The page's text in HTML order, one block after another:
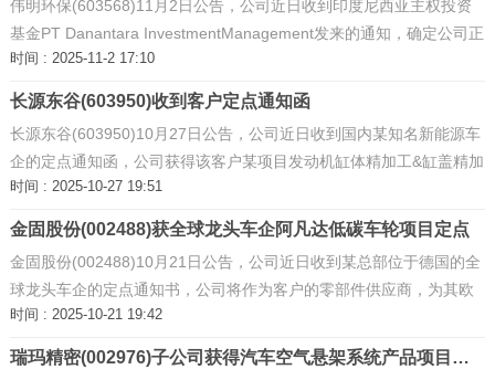
伟明环保(603568)11月2日公告，公司近日收到印度尼西亚主权投资
基金PT Danantara InvestmentManagement发来的通知，确定公司正
式入选印度尼西亚环境友好型废物转化能源项目选定供应商名单。后
续公司还需参加具体项目 ...
时间 : 2025-11-2 17:10
长源东谷(603950)收到客户定点通知函
长源东谷(603950)10月27日公告，公司近日收到国内某知名新能源车
企的定点通知函，公司获得该客户某项目发动机缸体精加工&缸盖精加
工供应商的资格。 ...
时间 : 2025-10-27 19:51
金固股份(002488)获全球龙头车企阿凡达低碳车轮项目定点
金固股份(002488)10月21日公告，公司近日收到某总部位于德国的全
球龙头车企的定点通知书，公司将作为客户的零部件供应商，为其欧
洲产新能源车型开发阿凡达低碳车轮产品。 ...
时间 : 2025-10-21 19:42
瑞玛精密(002976)子公司获得汽车空气悬架系统产品项目定点